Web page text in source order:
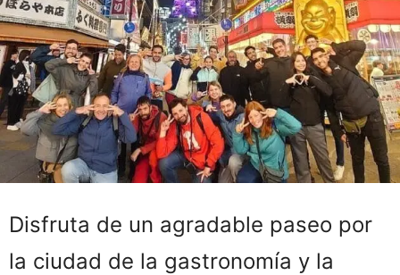
Disfruta de un agradable paseo por
la ciudad de la gastronomía y la